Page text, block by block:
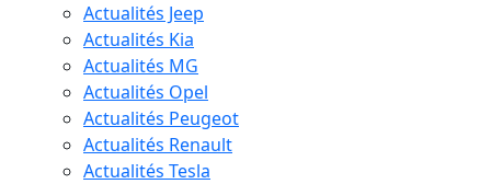
Actualités Jeep
Actualités Kia
Actualités MG
Actualités Opel
Actualités Peugeot
Actualités Renault
Actualités Tesla